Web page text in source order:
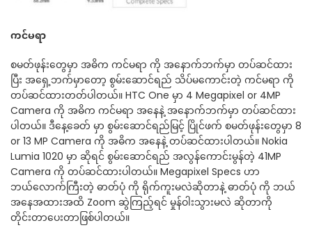
ကင်မရာ
စမတ်ဖုန်းတွေမှာ အဓိက ကင်မရာ ကို အနောက်ဘက်မှာ တပ်ဆင်ထား
ပြီး အရှေ့ဘက်မှာတော့ စွမ်းဆောင်ရည် သိပ်မကောင်းတဲ့ ကင်မရာ ကို
တပ်ဆင်ထားတတ်ပါတယ်။ HTC One မှာ 4 Megapixel or 4MP
Camera ကို အဓိက ကင်မရာ အနေနဲ့ အနောက်ဘက်မှာ တပ်ဆင်ထား
ပါတယ်။ ဒီနေ့ခေတ် မှာ စွမ်းဆောင်ရည်မြင့် ပြိုင်ဖက် စမတ်ဖုန်းတွေမှာ 8
or 13 MP Camera ကို အဓိက အနေနဲ့ တပ်ဆင်ထားပါတယ်။ Nokia
Lumia 1020 မှာ ဆိုရင် စွမ်းဆောင်ရည် အလွန်ကောင်းမွန်တဲ့ 41MP
Camera ကို တပ်ဆင်ထားပါတယ်။ Megapixel Specs ဟာ
ဘယ်လောက်ကြီးတဲ့ ဓာတ်ပုံ ကို ရိုက်ကူးမလဲဆိုတာနဲ့ ဓာတ်ပုံ ကို ဘယ်
အနေအထားအထိ Zoom ဆွဲကြည့်ရင် မှုန်ဝါးသွားမလဲ ဆိုတာကို
တိုင်းတာပေးတာဖြစ်ပါတယ်။